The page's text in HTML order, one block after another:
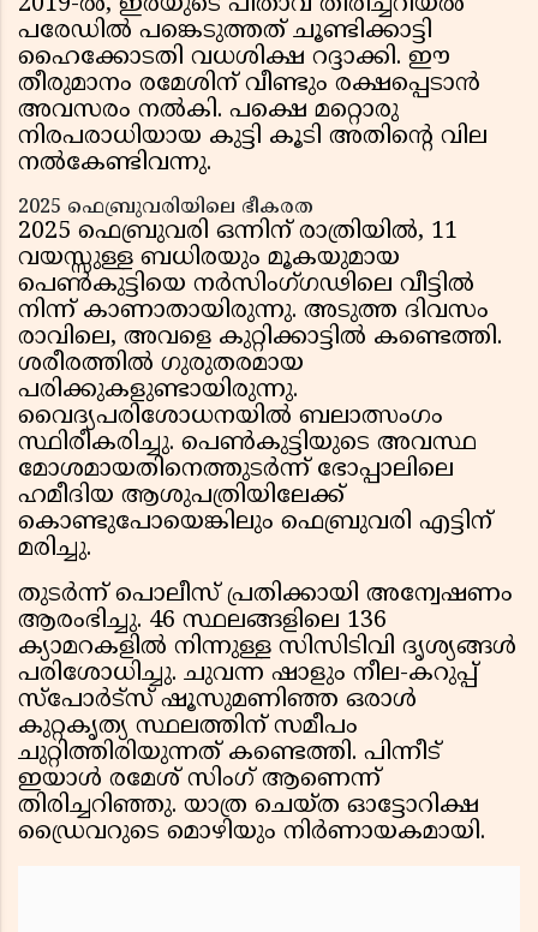
പരേഡിൽ പങ്കെടുത്തത് ചൂണ്ടിക്കാട്ടി
ഹൈക്കോടതി വധശിക്ഷ റദ്ദാക്കി. ഈ
തീരുമാനം രമേശിന് വീണ്ടും രക്ഷപ്പെടാൻ
അവസരം നൽകി. പക്ഷെ മറ്റൊരു
നിരപരാധിയായ കുട്ടി കൂടി അതിന്റെ വില
നൽകേണ്ടിവന്നു.
2025 ഫെബ്രുവരിയിലെ ഭീകരത
2025 ഫെബ്രുവരി ഒന്നിന് രാത്രിയിൽ, 11
വയസ്സുള്ള ബധിരയും മൂകയുമായ
പെൺകുട്ടിയെ നർസിംഗ്‌ഗഢിലെ വീട്ടിൽ
നിന്ന് കാണാതായിരുന്നു. അടുത്ത ദിവസം
രാവിലെ, അവളെ കുറ്റിക്കാട്ടിൽ കണ്ടെത്തി.
ശരീരത്തിൽ ഗുരുതരമായ
പരിക്കുകളുണ്ടായിരുന്നു.
വൈദ്യപരിശോധനയിൽ ബലാത്സംഗം
സ്ഥിരീകരിച്ചു. പെൺകുട്ടിയുടെ അവസ്ഥ
മോശമായതിനെത്തുടർന്ന് ഭോപ്പാലിലെ
ഹമീദിയ ആശുപത്രിയിലേക്ക്
കൊണ്ടുപോയെങ്കിലും ഫെബ്രുവരി എട്ടിന്
മരിച്ചു.
തുടർന്ന് പൊലീസ് പ്രതിക്കായി അന്വേഷണം
ആരംഭിച്ചു. 46 സ്ഥലങ്ങളിലെ 136
ക്യാമറകളിൽ നിന്നുള്ള സിസിടിവി ദൃശ്യങ്ങൾ
പരിശോധിച്ചു. ചുവന്ന ഷാളും നീല-കറുപ്പ്
സ്പോർട്സ് ഷൂസുമണിഞ്ഞ ഒരാൾ
കുറ്റകൃത്യ സ്ഥലത്തിന് സമീപം
ചുറ്റിത്തിരിയുന്നത് കണ്ടെത്തി. പിന്നീട്
ഇയാൾ രമേശ് സിംഗ് ആണെന്ന്
തിരിച്ചറിഞ്ഞു. യാത്ര ചെയ്ത ഓട്ടോറിക്ഷ
ഡ്രൈവറുടെ മൊഴിയും നിർണായകമായി.